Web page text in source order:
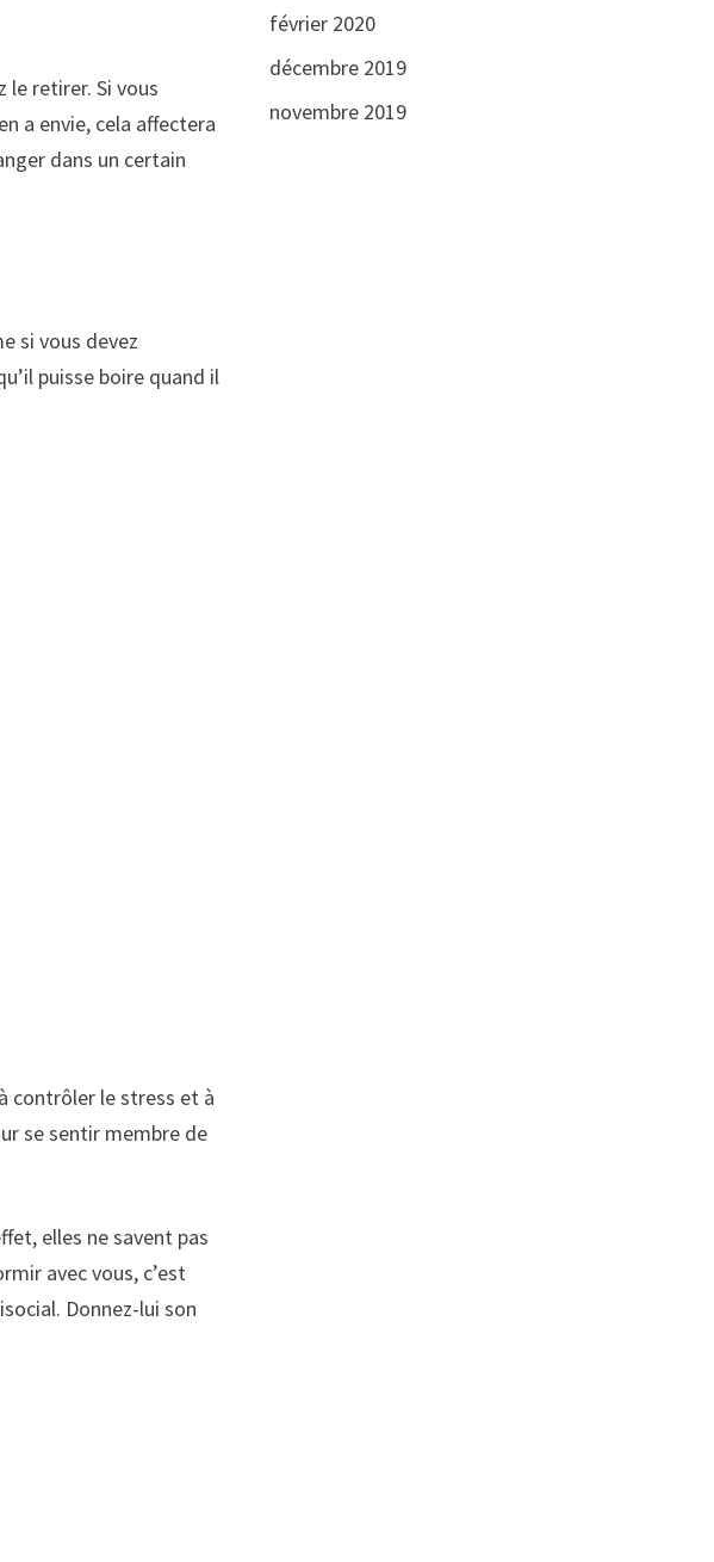
le retirer. Si vous
a envie, cela affectera
dans un certain
si vous devez
puisse boire quand il
contrôler le stress et à
se sentir membre de
elles ne savent pas
avec vous, c’est
Donnez-lui son
février 2020
décembre 2019
novembre 2019